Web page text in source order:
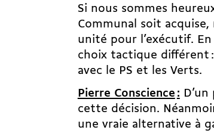
Si nous sommes
Communal soit
unité pour l’exécutif.
choix tactique différent
avec le PS et les Verts.
Pierre Conscience :
cette décision.
une vraie alternative à